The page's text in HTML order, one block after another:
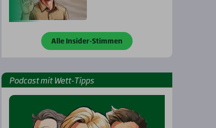
Alle Insider-Stimmen
Pod­cast mit Wett-Tipps